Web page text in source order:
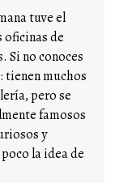
tuve el
oficinas de
Si no conoces
tienen muchos
pero se
famosos
y
la idea de